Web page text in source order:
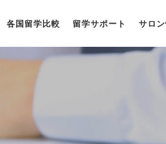
各国留学比較 留学サポート サロ